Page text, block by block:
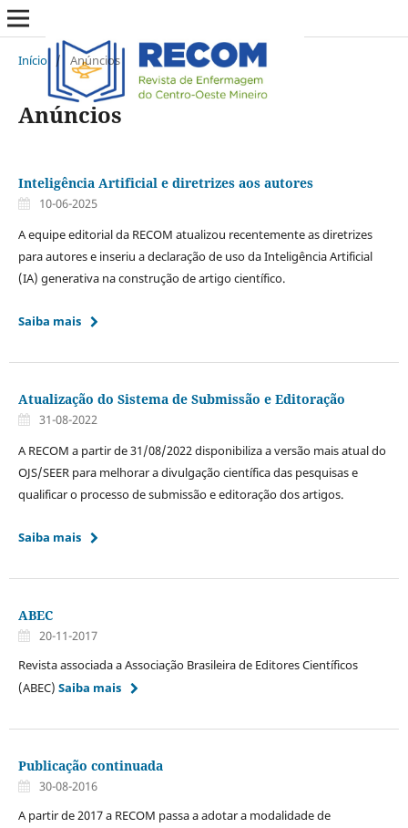
Início / Anúncios
Anúncios
Inteligência Artificial e diretrizes aos autores
10-06-2025
A equipe editorial da RECOM atualizou recentemente as diretrizes
para autores e inseriu a declaração de uso da Inteligência Artificial
(IA) generativa na construção de artigo científico.
Saiba mais
Atualização do Sistema de Submissão e Editoração
31-08-2022
A RECOM a partir de 31/08/2022 disponibiliza a versão mais atual do
OJS/SEER para melhorar a divulgação científica das pesquisas e
qualificar o processo de submissão e editoração dos artigos.
Saiba mais
ABEC
20-11-2017
Revista associada a Associação Brasileira de Editores Científicos
(ABEC) Saiba mais
Publicação continuada
30-08-2016
A partir de 2017 a RECOM passa a adotar a modalidade de